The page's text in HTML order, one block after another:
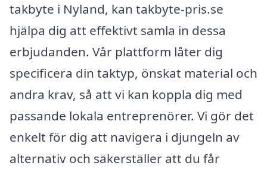
takbyte i Nyland, kan takbyte-pris.se
hjälpa dig att effektivt samla in dessa
erbjudanden. Vår plattform låter dig
specificera din taktyp, önskat material och
andra krav, så att vi kan koppla dig med
passande lokala entreprenörer. Vi gör det
enkelt för dig att navigera i djungeln av
alternativ och säkerställer att du får